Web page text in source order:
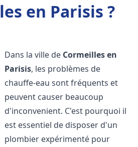
en Parisis ?
Dans la ville de Cormeilles en
Parisis, les problèmes de
chauffe-eau sont fréquents et
peuvent causer beaucoup
d'inconvenient. C'est pourquoi il
est essentiel de disposer d'un
plombier expérimenté pour